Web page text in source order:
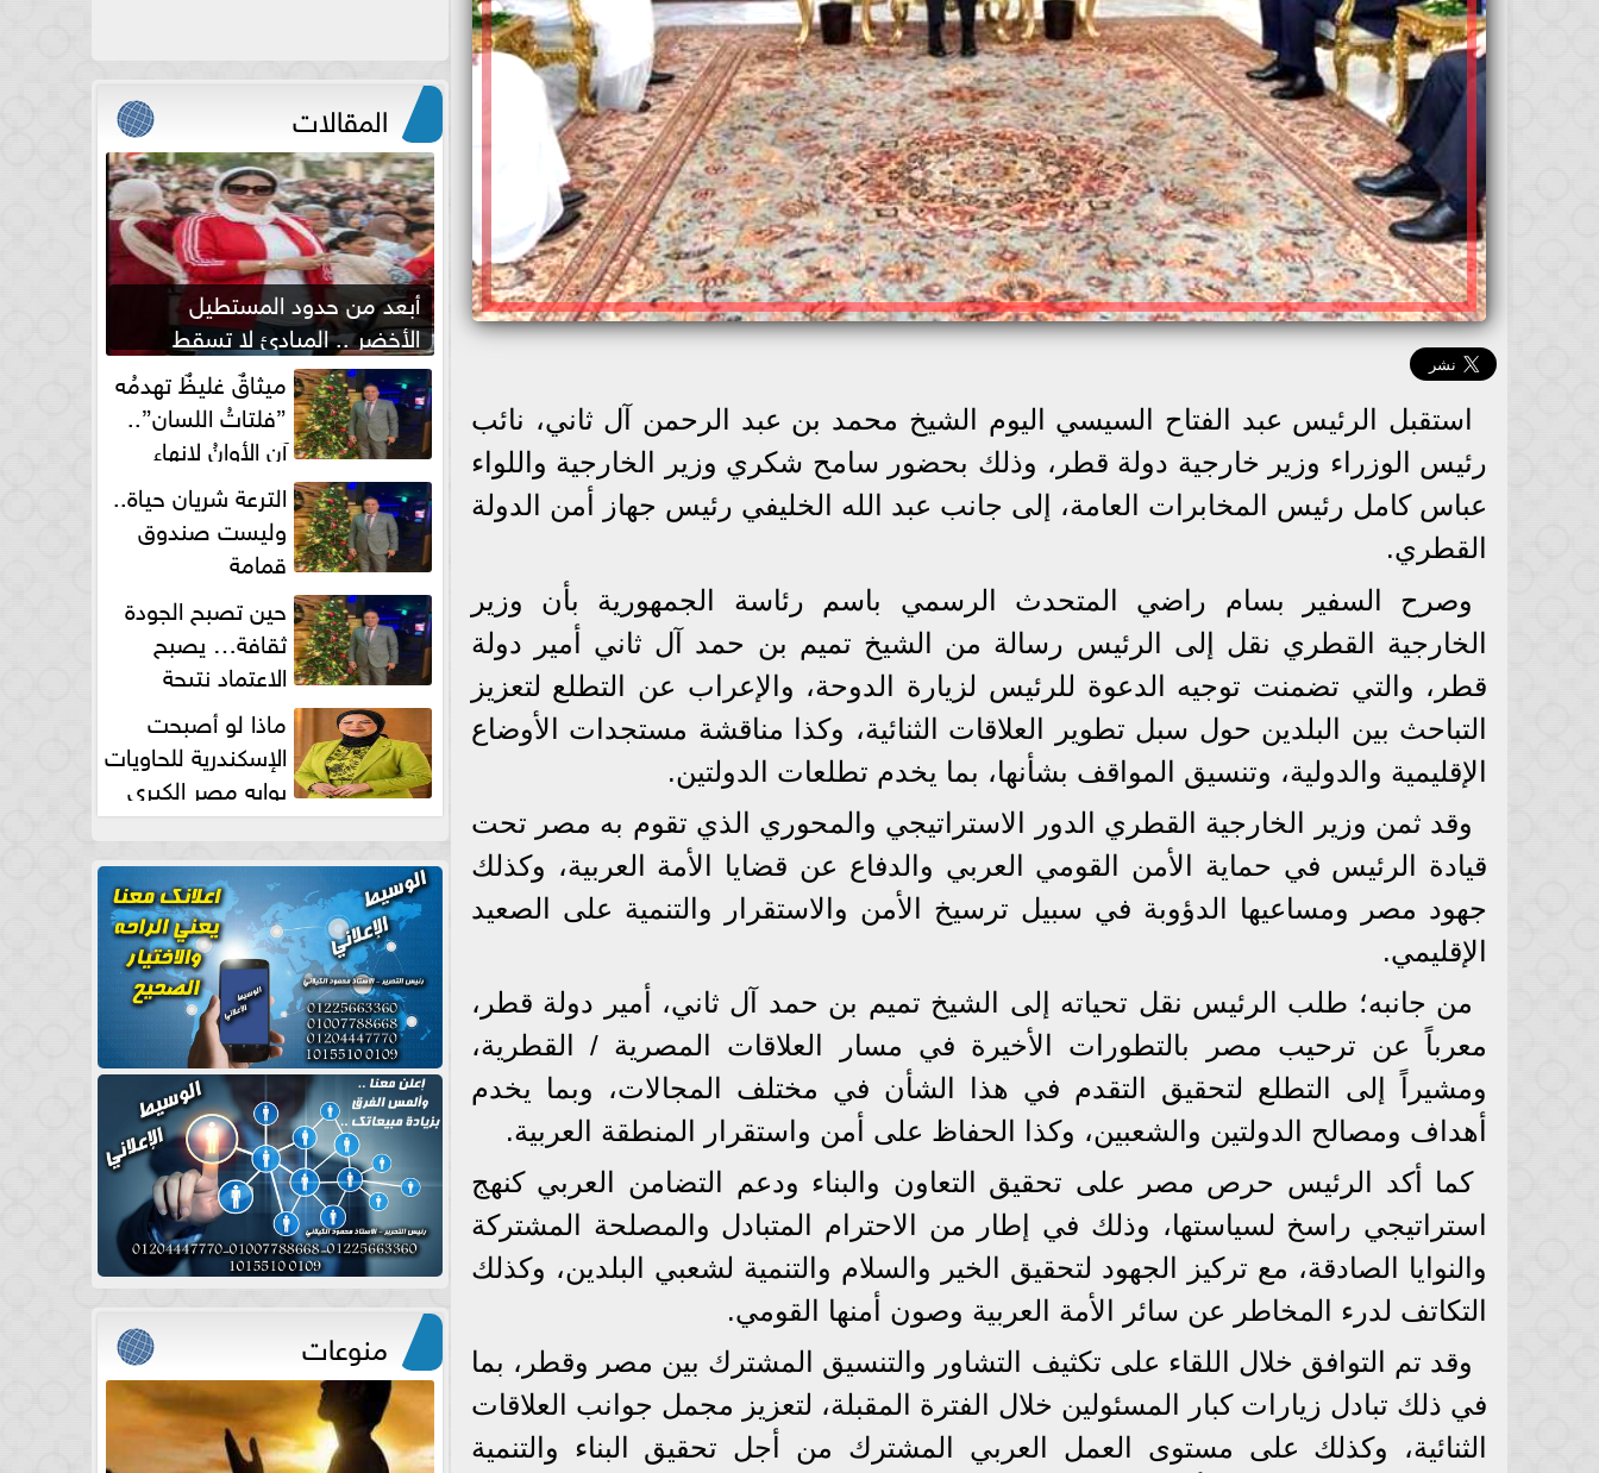
استقبل الرئيس عبد الفتاح السيسي اليوم الشيخ محمد بن عبد الرحمن آل ثاني، نائب
رئيس الوزراء وزير خارجية دولة قطر، وذلك بحضور سامح شكري وزير الخارجية واللواء
عباس كامل رئيس المخابرات العامة، إلى جانب عبد الله الخليفي رئيس جهاز أمن الدولة
القطري.
وصرح السفير بسام راضي المتحدث الرسمي باسم رئاسة الجمهورية بأن وزير
الخارجية القطري نقل إلى الرئيس رسالة من الشيخ تميم بن حمد آل ثاني أمير دولة
قطر، والتي تضمنت توجيه الدعوة للرئيس لزيارة الدوحة، والإعراب عن التطلع لتعزيز
التباحث بين البلدين حول سبل تطوير العلاقات الثنائية، وكذا مناقشة مستجدات الأوضاع
الإقليمية والدولية، وتنسيق المواقف بشأنها، بما يخدم تطلعات الدولتين.
وقد ثمن وزير الخارجية القطري الدور الاستراتيجي والمحوري الذي تقوم به مصر تحت
قيادة الرئيس في حماية الأمن القومي العربي والدفاع عن قضايا الأمة العربية، وكذلك
جهود مصر ومساعيها الدؤوبة في سبيل ترسيخ الأمن والاستقرار والتنمية على الصعيد
الإقليمي.
من جانبه؛ طلب الرئيس نقل تحياته إلى الشيخ تميم بن حمد آل ثاني، أمير دولة قطر،
معرباً عن ترحيب مصر بالتطورات الأخيرة في مسار العلاقات المصرية / القطرية،
ومشيراً إلى التطلع لتحقيق التقدم في هذا الشأن في مختلف المجالات، وبما يخدم
أهداف ومصالح الدولتين والشعبين، وكذا الحفاظ على أمن واستقرار المنطقة العربية.
كما أكد الرئيس حرص مصر على تحقيق التعاون والبناء ودعم التضامن العربي كنهج
استراتيجي راسخ لسياستها، وذلك في إطار من الاحترام المتبادل والمصلحة المشتركة
والنوايا الصادقة، مع تركيز الجهود لتحقيق الخير والسلام والتنمية لشعبي البلدين، وكذلك
التكاتف لدرء المخاطر عن سائر الأمة العربية وصون أمنها القومي.
وقد تم التوافق خلال اللقاء على تكثيف التشاور والتنسيق المشترك بين مصر وقطر، بما
في ذلك تبادل زيارات كبار المسئولين خلال الفترة المقبلة، لتعزيز مجمل جوانب العلاقات
الثنائية، وكذلك على مستوى العمل العربي المشترك من أجل تحقيق البناء والتنمية
المقالات
أبعد من حدود المستطيل
الأخضر .. المبادئ لا تسقط
بصفارة الحكم ميثاقٌ غليظٌ تهدمُه
”فلتاتُ اللسان”..
آن الأوانُ لإنهاءِ
فوضى الطلاق الشفهي!الترعة شريان حياة..
وليست صندوق
قمامة
حين تصبح الجودة
ثقافة… يصبح
الاعتماد نتيجة
طبيعية
ماذا لو أصبحت
الإسكندرية للحاويات
بوابه مصر الكبري
للتجارة العالمية بقلم د...
منوعات